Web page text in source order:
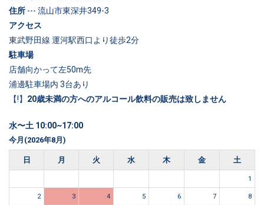
住所--- 流山市東深井349-3
アクセス
東武野田線 運河駅西口より徒歩2分
駐車場
店舗向かって左50m先
浦邊駐車場内 3台あり
【!】 20歳未満の方へのアルコール飲料の販売は致しません
水〜土 10:00~17:00
今月(2026年8月)
日
月 火 水 木 金 土
1
2
3 4 5 6 7
8